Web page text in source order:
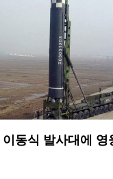
동식 발사대에 영